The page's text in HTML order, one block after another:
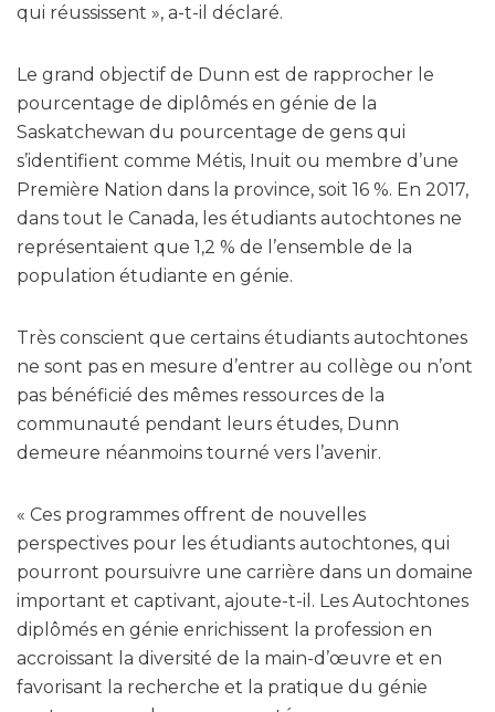
qui réussissent », a-t-il déclaré.
Le grand objectif de Dunn est de rapprocher le
pourcentage de diplômés en génie de la
Saskatchewan du pourcentage de gens qui
s’identifient comme Métis, Inuit ou membre d’une
Première Nation dans la province, soit 16 %. En 2017,
dans tout le Canada, les étudiants autochtones ne
représentaient que 1,2 % de l’ensemble de la
population étudiante en génie.
Très conscient que certains étudiants autochtones
ne sont pas en mesure d’entrer au collège ou n’ont
pas bénéficié des mêmes ressources de la
communauté pendant leurs études, Dunn
demeure néanmoins tourné vers l’avenir.
« Ces programmes offrent de nouvelles
perspectives pour les étudiants autochtones, qui
pourront poursuivre une carrière dans un domaine
important et captivant, ajoute-t-il. Les Autochtones
diplômés en génie enrichissent la profession en
accroissant la diversité de la main-d’œuvre et en
favorisant la recherche et la pratique du génie